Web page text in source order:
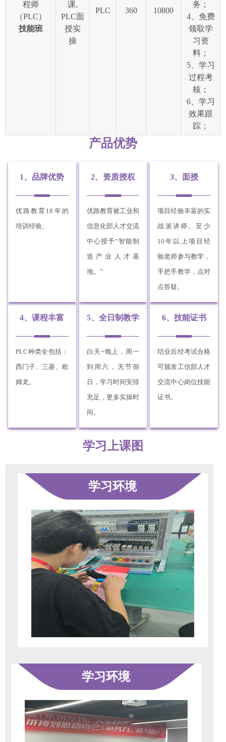
程师
（PLC）
技能班
课,
PLC面
授实
操
PLC 360 10800
务；
4、免费
领取学
习资
料；
5、学习
过程考
核；
6、学习
效果跟
踪；
产品优势
1、品牌优势
优路教育18年的
培训经验。
2、资质授权
优路教育被工业和
信息化部人才交流
中心授予“智能制
造产业人才基
地。”
3、面授
项目经验丰富的实
战派讲师。至少
10年以上项目经
验老师参与教学，
手把手教学，点对
点答疑。
4、课程丰富
PLC种类全包括：
西门子、三菱、欧
姆龙。
5、全日制教学
白天+晚上，周一
到周六，无节假
日，学习时间安排
充足，更多实操时
间。
6、技能证书
结业后经考试合格
可颁发工信部人才
交流中心岗位技能
证书。
学习上课图
学习环境
学习环境